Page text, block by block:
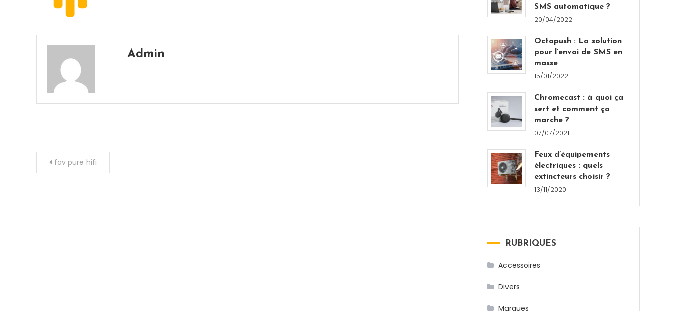
Admin
Navigation
fav pure hifi
SMS automatique ?
20/04/2022
Octopush : La solution
pour l’envoi de SMS en
masse
15/01/2022
Chromecast : à quoi ça
sert et comment ça
marche ?
07/07/2021
Feux d’équipements
électriques : quels
extincteurs choisir ?
13/11/2020
RUBRIQUES
Accessoires
Divers
Marques